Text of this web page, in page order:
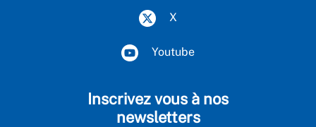
X
Youtube
Inscrivez vous à nos
newsletters